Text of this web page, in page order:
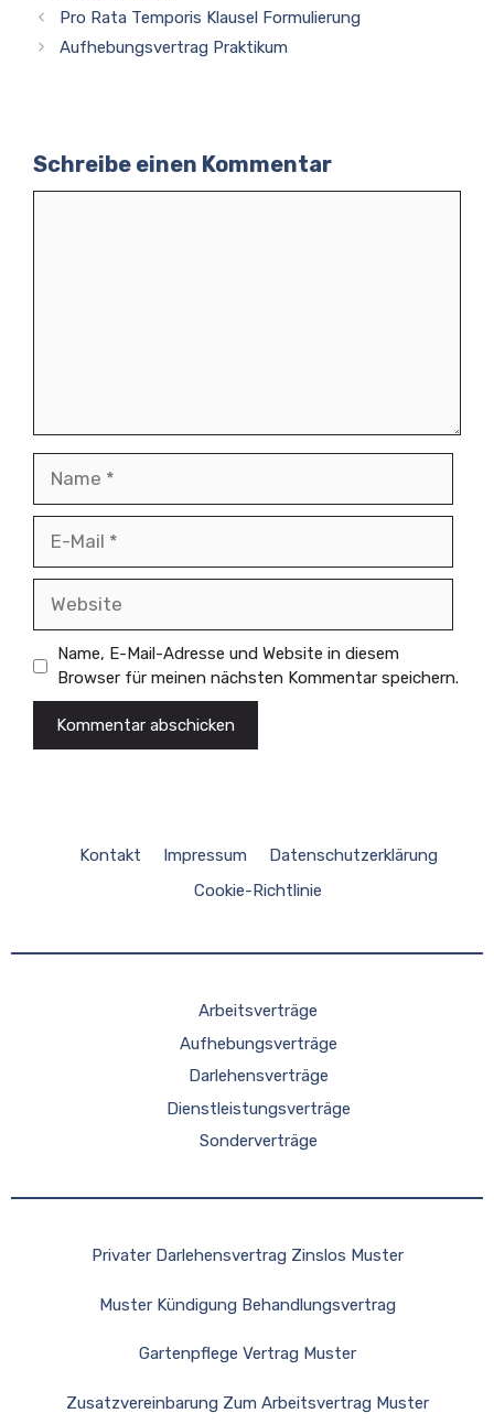
Pro Rata Temporis Klausel Formulierung
Aufhebungsvertrag Praktikum
Schreibe einen Kommentar
Mail
Name, E-Mail-Adresse und Website in diesem
Browser für meinen nächsten Kommentar speichern.
Kontakt Impressum
Datenschutzerklärung
Cookie-Richtlinie
Arbeitsverträge
Aufhebungsverträge
Darlehensverträge
Dienstleistungsverträge
Sonderverträge
Privater Darlehensvertrag Zinslos Muster
Muster Kündigung Behandlungsvertrag
Gartenpflege Vertrag Muster
Zusatzvereinbarung Zum Arbeitsvertrag Muster